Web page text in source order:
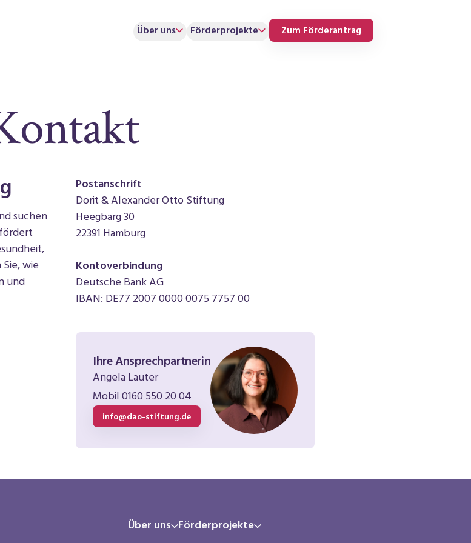
Über uns Förderprojekte Zum Förderantrag
suchen
wie
und
Postanschrift
Dorit & Alexander Otto Stiftung
Heegbarg 30
22391 Hamburg
Kontoverbindung
Deutsche Bank AG
IBAN: DE77 2007 0000 0075 7757 00
Ihre Ansprechpartnerin
Angela Lauter
Mobil 0160 550 20 04
info@dao-stiftung.de
Über uns Förderprojekte